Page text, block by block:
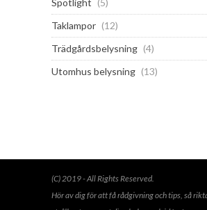
Taklampor (12)
Trädgårdsbelysning (4)
Utomhus belysning (13)
(C) 2019 - All Rights Reserved.
Hör av dig för att få rådgivning och tips, så